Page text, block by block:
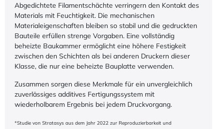
Abgedichtete Filamentschächte verringern den Kontakt des
Materials mit Feuchtigkeit. Die mechanischen
Materialeigenschaften bleiben so stabil und die gedruckten
Bauteile erfüllen strenge Vorgaben. Eine vollständig
beheizte Baukammer ermöglicht eine höhere Festigkeit
zwischen den Schichten als bei anderen Druckern dieser
Klasse, die nur eine beheizte Bauplatte verwenden.
Zusammen sorgen diese Merkmale für ein unvergleichlich
zuverlässiges additives Fertigungssystem mit
wiederholbarem Ergebnis bei jedem Druckvorgang.
*Studie von Stratasys aus dem Jahr 2022 zur Reproduzierbarkeit und